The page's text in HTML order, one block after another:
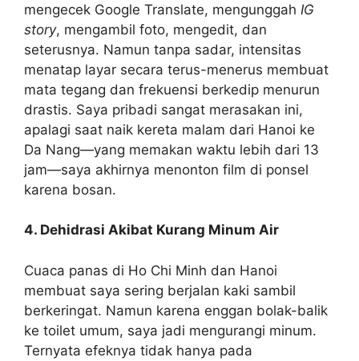
mengecek Google Translate, mengunggah IG
story, mengambil foto, mengedit, dan
seterusnya. Namun tanpa sadar, intensitas
menatap layar secara terus-menerus membuat
mata tegang dan frekuensi berkedip menurun
drastis. Saya pribadi sangat merasakan ini,
apalagi saat naik kereta malam dari Hanoi ke
Da Nang—yang memakan waktu lebih dari 13
jam—saya akhirnya menonton film di ponsel
karena bosan.
4. Dehidrasi Akibat Kurang Minum Air
Cuaca panas di Ho Chi Minh dan Hanoi
membuat saya sering berjalan kaki sambil
berkeringat. Namun karena enggan bolak-balik
ke toilet umum, saya jadi mengurangi minum.
Ternyata efeknya tidak hanya pada